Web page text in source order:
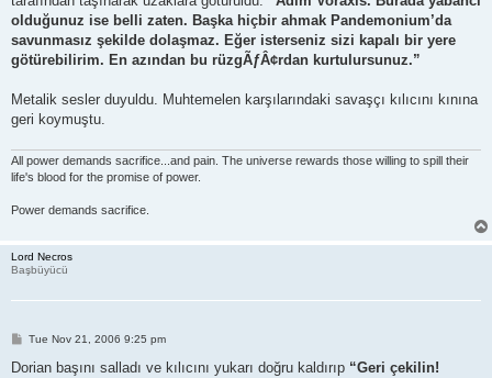
olduğunuz ise belli zaten. Başka hiçbir ahmak Pandemonium’da
savunmasız şekilde dolaşmaz. Eğer isterseniz sizi kapalı bir yere
götürebilirim. En azından bu rüzgÃƒÂ¢rdan kurtulursunuz.”
Metalik sesler duyuldu. Muhtemelen karşılarındaki savaşçı kılıcını kınına
geri koymuştu.
All power demands sacrifice...and pain. The universe rewards those willing to spill their
life's blood for the promise of power.
Power demands sacrifice.
Lord Necros
Başbüyücü
P
s
Tue Nov 21, 2006 9:25 pm
Dorian başını salladı ve kılıcını yukarı doğru kaldırıp “Geri çekilin!